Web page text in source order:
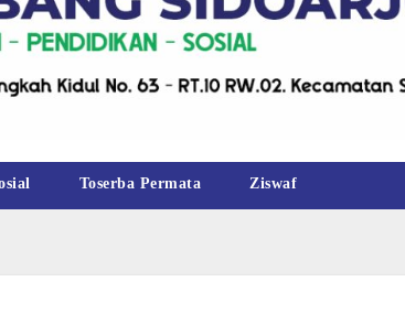
Toserba Permata Ziswaf